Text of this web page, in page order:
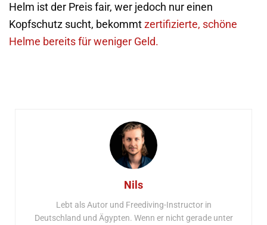
Helm ist der Preis fair, wer jedoch nur einen
Kopfschutz sucht, bekommt zertifizierte, schöne
Helme bereits für weniger Geld.
Nils
Lebt als Autor und Freediving-Instructor in
Deutschland und Ägypten. Wenn er nicht gerade unter